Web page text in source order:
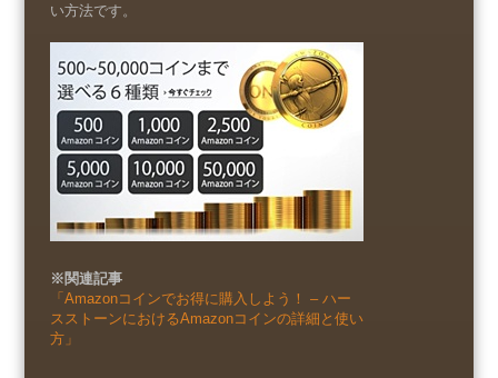
い方法です。
※関連記事
「Amazonコインでお得に購入しよう！ – ハー
スストーンにおけるAmazonコインの詳細と使い
方」